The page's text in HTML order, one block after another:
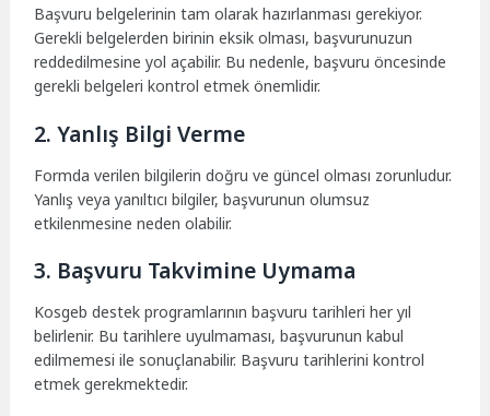
Başvuru belgelerinin tam olarak hazırlanması gerekiyor.
Gerekli belgelerden birinin eksik olması, başvurunuzun
reddedilmesine yol açabilir. Bu nedenle, başvuru öncesinde
gerekli belgeleri kontrol etmek önemlidir.
2. Yanlış Bilgi Verme
Formda verilen bilgilerin doğru ve güncel olması zorunludur.
Yanlış veya yanıltıcı bilgiler, başvurunun olumsuz
etkilenmesine neden olabilir.
3. Başvuru Takvimine Uymama
Kosgeb destek programlarının başvuru tarihleri her yıl
belirlenir. Bu tarihlere uyulmaması, başvurunun kabul
edilmemesi ile sonuçlanabilir. Başvuru tarihlerini kontrol
etmek gerekmektedir.